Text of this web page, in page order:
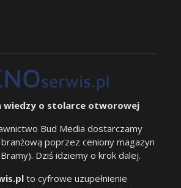
wiedzy o stolarce otworowej
Bud Media dostarczamy
poprzez ceniony magazyn
Dziś idziemy o krok dalej.
to cyfrowe uzupełnienie